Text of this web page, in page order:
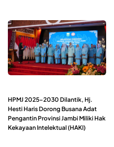
HPMJ 2025–2030 Dilantik, Hj.
Hesti Haris Dorong Busana Adat
Pengantin Provinsi Jambi Miliki Hak
Kekayaan Intelektual (HAKI)